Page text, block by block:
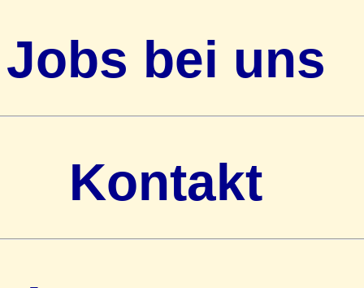
Jobs bei uns
Kontakt